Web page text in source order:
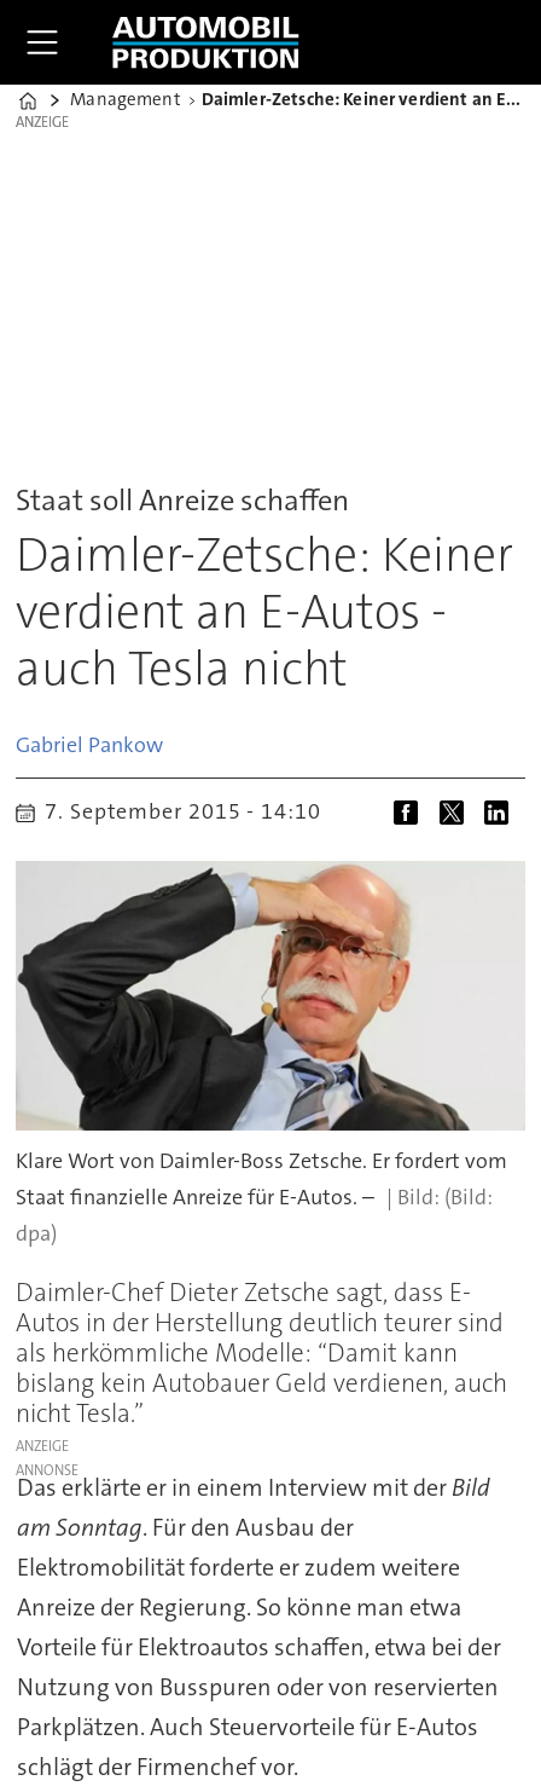
Home
Management Daimler-Zetsche: Keiner verdient an E-Autos - auch Tesla nicht
ANZEIGE
ANZEIGE
Staat soll Anreize schaffen
Daimler-Zetsche: Keiner
verdient an E-Autos -
auch Tesla nicht
Gabriel Pankow
7. September 2015 - 14:10
Klare Wort von Daimler-Boss Zetsche. Er fordert vom
Staat finanzielle Anreize für E-Autos. –
(Bild:
dpa)
Daimler-Chef Dieter Zetsche sagt, dass E-
Autos in der Herstellung deutlich teurer sind
als herkömmliche Modelle: “Damit kann
bislang kein Autobauer Geld verdienen, auch
nicht Tesla.”
ANZEIGE
Das erklärte er in einem Interview mit derBild
am Sonntag. Für den Ausbau der
Elektromobilität forderte er zudem weitere
Anreize der Regierung. So könne man etwa
Vorteile für Elektroautos schaffen, etwa bei der
Nutzung von Busspuren oder von reservierten
Parkplätzen. Auch Steuervorteile für E-Autos
schlägt der Firmenchef vor.